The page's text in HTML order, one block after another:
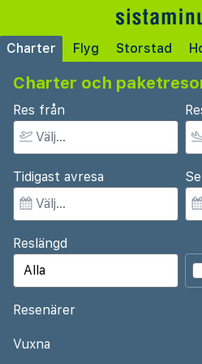
Charter Flyg Storstad
Charter och
Res från
Tidigast avresa
Reslängd
Resenärer
Vuxna